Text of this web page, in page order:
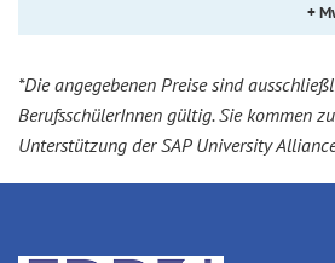
+
*Die angegebenen Preise sind
BerufsschülerInnen gültig. Sie kommen
Unterstützung der SAP University